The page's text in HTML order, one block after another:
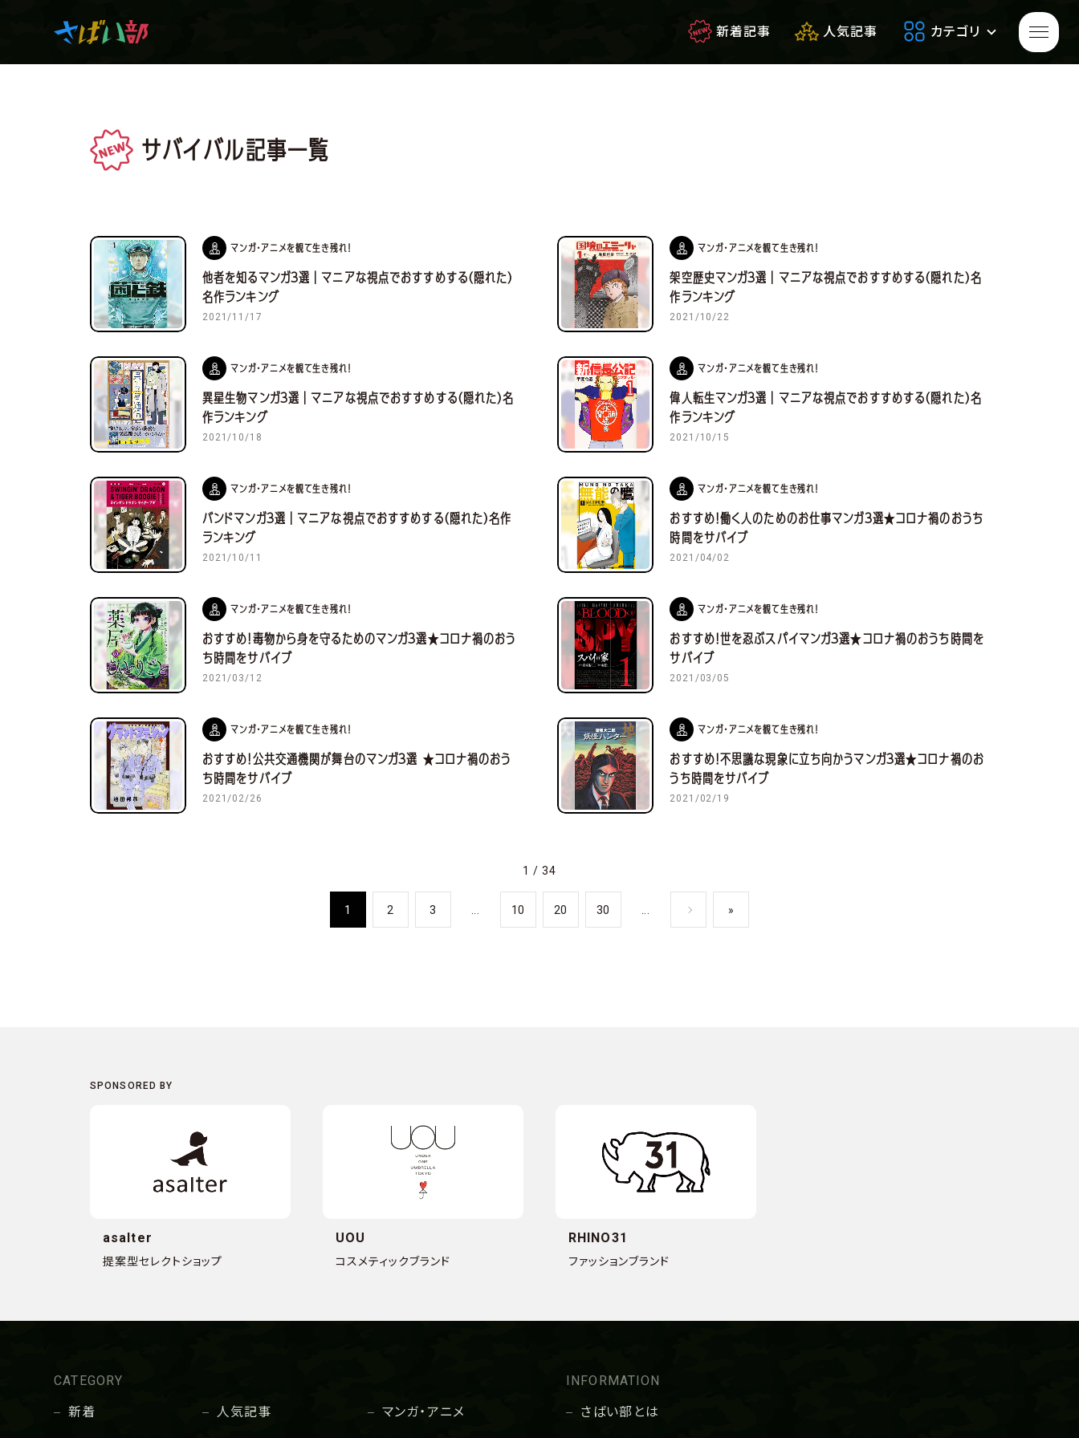
新着記事 人気記事 カテゴリ
マンガ・アニメを観て
生き残れ！
サバイバルゲーム サバゲーフィールドレビュー
やってみた・行ってみた・
撃ってみた
サバイバル記事一覧
マンガ・アニメを観て生き残れ！
他者を知るマンガ３選｜マニアな視点でおすすめする(隠れた)
名作ランキング
2021/11/17
マンガ・アニメを観て生き残れ！
架空歴史マンガ３選｜マニアな視点でおすすめする(隠れた)名
作ランキング
2021/10/22
マンガ・アニメを観て生き残れ！
異星生物マンガ３選｜マニアな視点でおすすめする(隠れた)名
作ランキング
2021/10/18
マンガ・アニメを観て生き残れ！
偉人転生マンガ３選｜マニアな視点でおすすめする(隠れた)名
作ランキング
2021/10/15
マンガ・アニメを観て生き残れ！
バンドマンガ３選｜マニアな視点でおすすめする(隠れた)名作
ランキング
2021/10/11
マンガ・アニメを観て生き残れ！
おすすめ！働く人のためのお仕事マンガ３選★コロナ禍のおうち
時間をサバイブ
2021/04/02
マンガ・アニメを観て生き残れ！
おすすめ！毒物から身を守るためのマンガ３選★コロナ禍のおう
ち時間をサバイブ
2021/03/12
マンガ・アニメを観て生き残れ！
おすすめ！世を忍ぶスパイマンガ３選★コロナ禍のおうち時間を
サバイブ
2021/03/05
マンガ・アニメを観て生き残れ！
おすすめ！公共交通機関が舞台のマンガ３選 ★コロナ禍のおう
ち時間をサバイブ
2021/02/26
マンガ・アニメを観て生き残れ！
おすすめ！不思議な現象に立ち向かうマンガ３選★コロナ禍のお
うち時間をサバイブ
2021/02/19
1 / 34
1 2 3 10 20 30 »
asalter
提案型セレクトショップ
UOU
コスメティックブランド
RHINO31
ファッションブランド
CATEGORY
新着 人気記事 マンガ・アニメ
INFORMATION
さばい部とは